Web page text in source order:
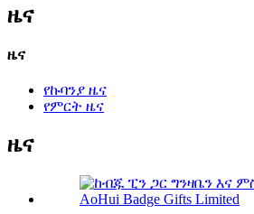
ዜና
ዜና
የኩባንያ ዜና
የምርት ዜና
ዜና